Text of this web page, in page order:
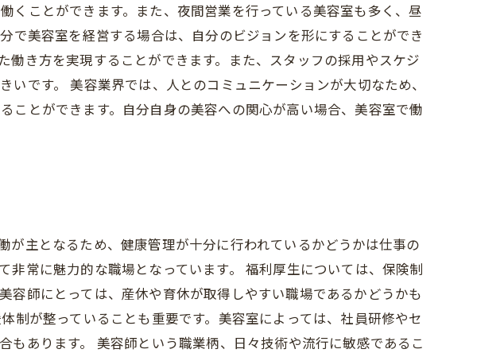
ことができます。また、夜間営業を行っている美容室も多く、昼
で美容室を経営する場合は、自分のビジョンを形にすることができ
き方を実現することができます。また、スタッフの採用やスケジ
です。 美容業界では、人とのコミュニケーションが大切なため、
とができます。自分自身の美容への関心が高い場合、美容室で働
主となるため、健康管理が十分に行われているかどうかは仕事の
常に魅力的な職場となっています。 福利厚生については、保険制
師にとっては、産休や育休が取得しやすい職場であるかどうかも
制が整っていることも重要です。美容室によっては、社員研修やセ
あります。 美容師という職業柄、日々技術や流行に敏感であるこ